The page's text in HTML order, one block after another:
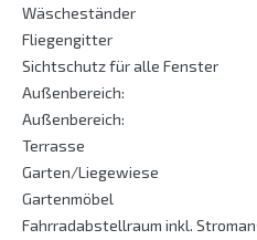
Wäscheständer
Fliegengitter
Sichtschutz für alle Fenster
Außenbereich:
Außenbereich:
Terrasse
Garten/Liegewiese
Gartenmöbel
Fahrradabstellraum inkl.